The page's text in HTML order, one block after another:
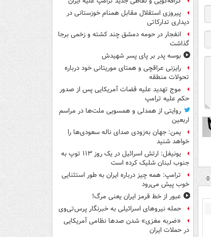
پیروزی استقلال مقابل همنام خوزستانی در
دیداری تدارکاتی
انفجار در حومه دمشق چند کشته و زخمی برجا
گذاشت
بوسه‌ پدر بر پای پسر شهیدش
رایزنی عراقچی و همتای موریتانی خود درباره
تحولات منطقه
موج تهدید علیه قضات آمریکایی پس از صدور
حکم علیه ترامپ
روایتی از همدلی و همسویی ملت‌ها در مراسم
اربعین
یمن: جهان به‌زودی صدای ناله سعودی‌ها را
خواهد شنید
یونیفل: ارتش اسرائیل در یک روز ۱۱۳ توپ به
جنوب لبنان شلیک کرده است
ترامپ: همه چیز درباره ایران به طور استثنایی
خوب پیش می‌رود
عبور از خط قرمز ایران یعنی مرگ!
حمله نیروهای اسرائیلی به خبرنگار پرس‌تی‌وی
«ضربه مغزی» شدن صدها نظامی آمریکایی
در حملات ایران